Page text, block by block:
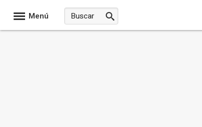
Menú